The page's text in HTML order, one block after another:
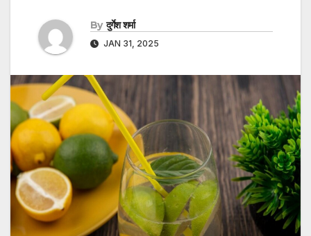
By दुर्गेश शर्मा
JAN 31, 2025